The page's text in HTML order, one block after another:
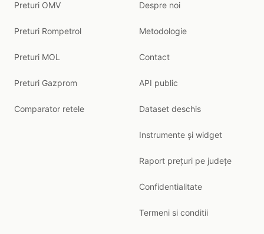
Preturi OMV
Preturi Rompetrol
Preturi MOL
Preturi Gazprom
Comparator retele
Despre noi
Metodologie
Contact
API public
Dataset deschis
Instrumente și widget
Raport prețuri pe județe
Confidentialitate
Termeni si conditii